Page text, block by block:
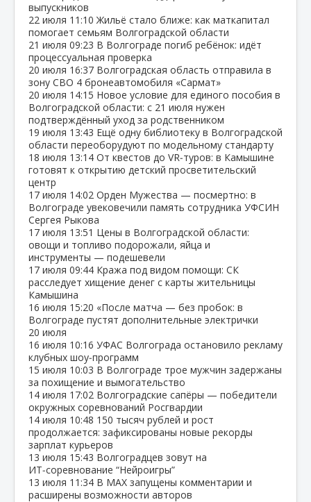
выпускников
22 июля 11:10 Жильё стало ближе: как маткапитал
помогает семьям Волгоградской области
21 июля 09:23 В Волгограде погиб ребёнок: идёт
процессуальная проверка
20 июля 16:37 Волгоградская область отправила в
зону СВО 4 бронеавтомобиля «Сармат»
20 июля 14:15 Новое условие для единого пособия в
Волгоградской области: с 21 июля нужен
подтверждённый уход за родственником
19 июля 13:43 Ещё одну библиотеку в Волгоградской
области переоборудуют по модельному стандарту
18 июля 13:14 От квестов до VR‑туров: в Камышине
готовят к открытию детский просветительский
центр
17 июля 14:02 Орден Мужества — посмертно: в
Волгограде увековечили память сотрудника УФСИН
Сергея Рыкова
17 июля 13:51 Цены в Волгоградской области:
овощи и топливо подорожали, яйца и
инструменты — подешевели
17 июля 09:44 Кража под видом помощи: СК
расследует хищение денег с карты жительницы
Камышина
16 июля 15:20 «После матча — без пробок: в
Волгограде пустят дополнительные электрички
20 июля
16 июля 10:16 УФАС Волгограда остановило рекламу
клубных шоу‑программ
15 июля 10:03 В Волгограде трое мужчин задержаны
за похищение и вымогательство
14 июля 17:02 Волгоградские сапёры — победители
окружных соревнований Росгвардии
14 июля 10:48 150 тысяч рублей и рост
продолжается: зафиксированы новые рекорды
зарплат курьеров
13 июля 15:43 Волгоградцев зовут на
ИТ‑соревнование “Нейроигры”
13 июля 11:34 В МАХ запущены комментарии и
расширены возможности авторов